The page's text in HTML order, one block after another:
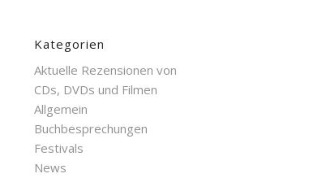
Kategorien
Aktuelle Rezensionen von
CDs, DVDs und Filmen
Allgemein
Buchbesprechungen
Festivals
News